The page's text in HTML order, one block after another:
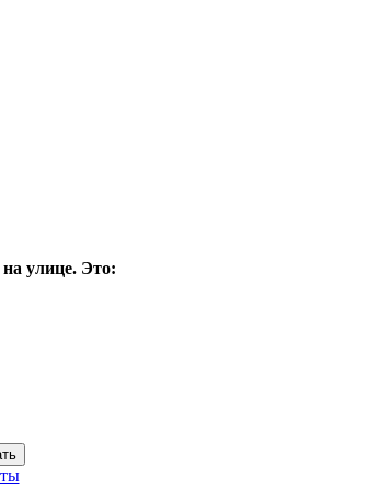
улице. Это: